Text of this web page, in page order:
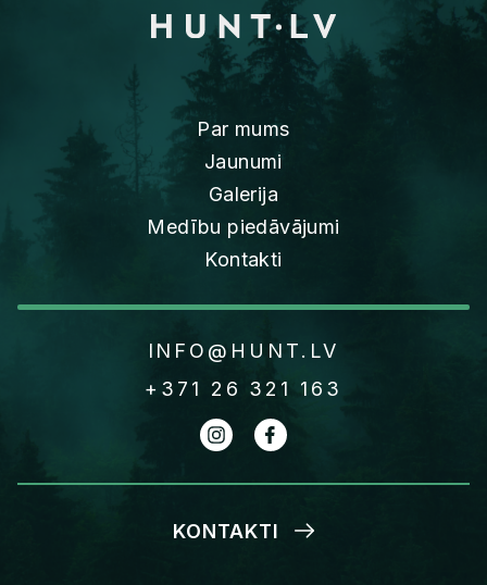
INFO@HUNT.LV
+371 26 321 163
KONTAKTI
Par mums
Jaunumi
Galerija
Medību piedāvājumi
Kontakti